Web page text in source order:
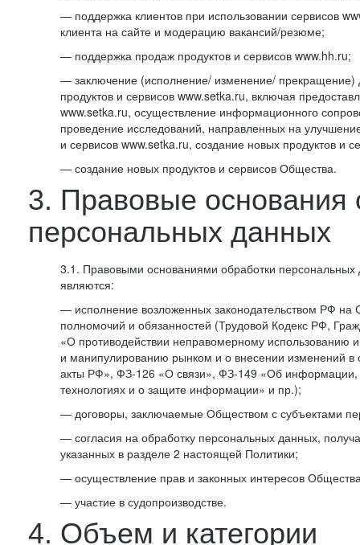
— поддержка клиентов при использовании сервисов
клиента на сайте и модерацию вакансий/резюме;
— поддержка продаж продуктов и сервисов www.hh.ru;
— заключение (исполнение/ изменение/ прекращение)
продуктов и сервисов www.setka.ru, включая
www.setka.ru, осуществление информационного
проведение исследований, направленных на
и сервисов www.setka.ru, создание новых продуктов и
— создание новых продуктов и сервисов Общества.
3. Правовые основания
персональных данных
3.1. Правовыми основаниями обработки
являются:
— исполнение возложенных законодательством РФ на
полномочий и обязанностей (Трудовой Кодекс РФ,
«О противодействии неправомерному использованию
и манипулированию рынком и о внесении изменений в
акты РФ», ФЗ-126 «О связи», ФЗ-149 «Об
технологиях и о защите информации» и пр.);
— договоры, заключаемые Обществом с субъектами
— согласия на обработку персональных данных,
указанных в разделе 2 настоящей Политики;
— осуществление прав и законных интересов
— участие в судопроизводстве.
4. Объем и категории